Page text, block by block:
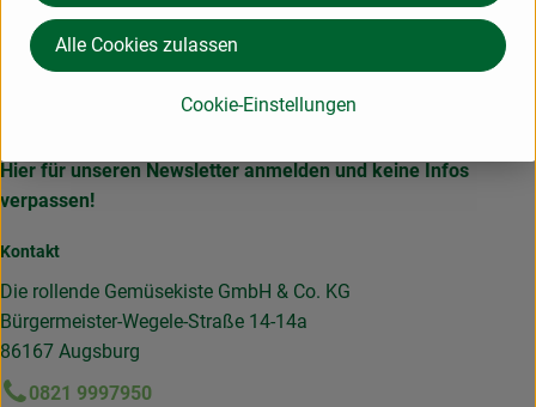
bioladen
Hier für unseren Newsletter anmelden und keine Infos
verpassen!
Kontakt
Die rollende Gemüsekiste GmbH & Co. KG
Bürgermeister-Wegele-Straße 14-14a
86167 Augsburg
0821 9997950
Cookie-Einstellungen
Alle Cookies zulassen